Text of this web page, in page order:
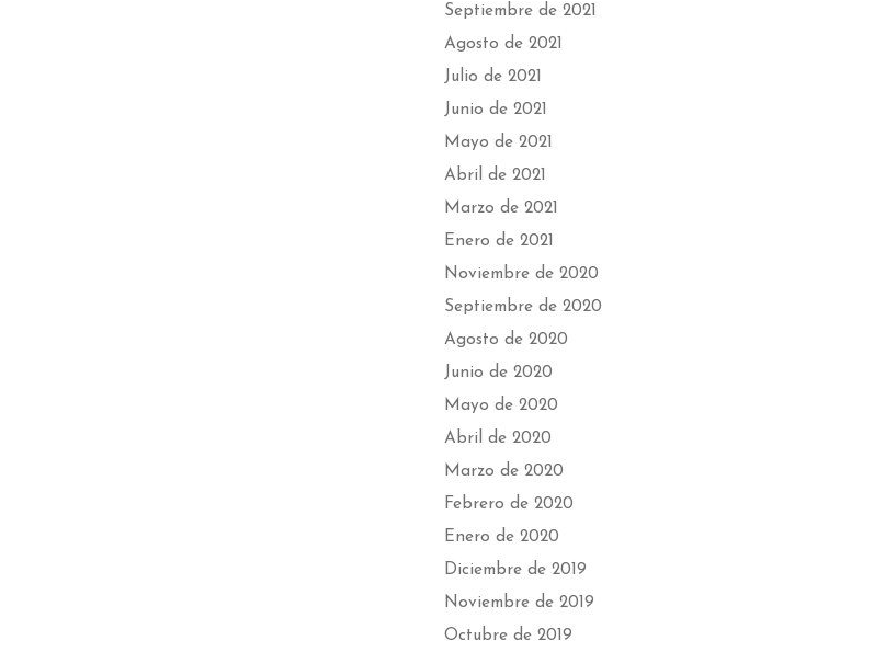
Septiembre de 2021
Agosto de 2021
Julio de 2021
Junio de 2021
Mayo de 2021
Abril de 2021
Marzo de 2021
Enero de 2021
Noviembre de 2020
Septiembre de 2020
Agosto de 2020
Junio de 2020
Mayo de 2020
Abril de 2020
Marzo de 2020
Febrero de 2020
Enero de 2020
Diciembre de 2019
Noviembre de 2019
Octubre de 2019